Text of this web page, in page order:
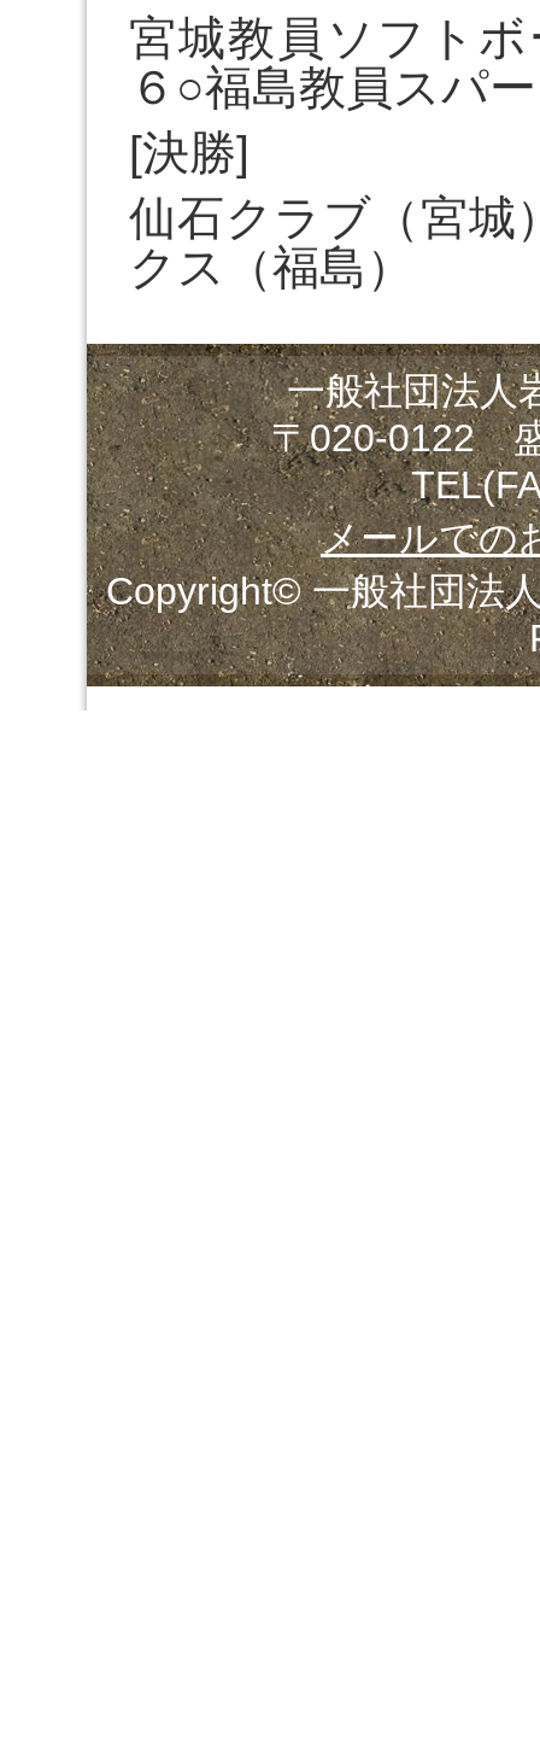
宮城教員ソフト
６○福島教員スパ
[決勝]
仙石クラブ（宮城
クス（福島）
一般社団法人
〒020-0122
メールでの
Copyright© 一般社団法